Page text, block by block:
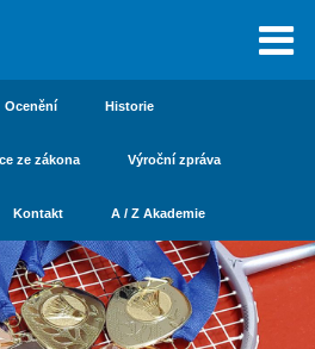
Ocenění Historie
ze zákona Výroční zpráva
Kontakt A / Z Akademie